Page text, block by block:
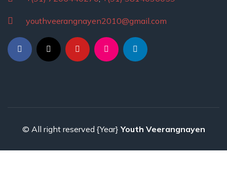
youthveerangnayen2010@gmail.com
© All right reserved {Year} Youth Veerangnayen